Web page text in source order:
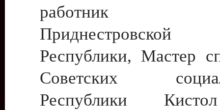
работник
Приднестровской
Республики, Мастер
Советских
Республики